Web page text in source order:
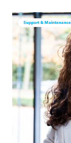
Support & Maintenance